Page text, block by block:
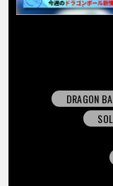
DRAGON